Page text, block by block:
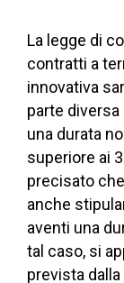
La legge di
contratti a
innovativa
parte diversa
una durata
superiore ai
precisato
anche
aventi una
tal caso, si
prevista